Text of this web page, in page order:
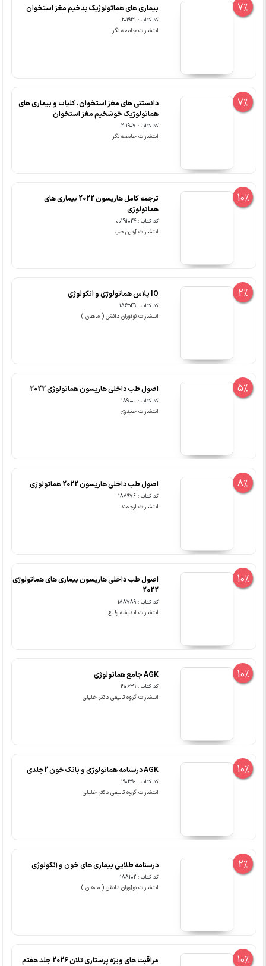
7% بیماری های هماتولوژیک بدخیم مغز استخوان
کد کتاب : 201931
انتشارات جامعه نگر
7%
دانستنی های مغز استخوان، کلیات و بیماری های
هماتولوژیک خوشخیم مغز استخوان
کد کتاب : 201907
انتشارات جامعه نگر
10%
ترجمه کامل هاریسون 2022 بیماری های
هماتولوژی
کد کتاب : 00292024
انتشارات آرتین طب
2% IQ پلاس هماتولوژی و انکولوژی
کد کتاب : 186549
انتشارات نوآوران دانش ( ماهان )
5% اصول طب داخلی هاریسون هماتولوژی 2022
کد کتاب : 189000
انتشارات حیدری
8% اصول طب داخلی هاریسون 2022 هماتولوژی
کد کتاب : 188976
انتشارات ارجمند
10%
اصول طب داخلی هاریسون بیماری های هماتولوژی
2022
کد کتاب : 188789
انتشارات اندیشه رفیع
10% AGK جامع هماتولوژی
کد کتاب : 190639
انتشارات گروه تالیفی دکتر خلیلی
10% AGK درسنامه هماتولوژی و بانک خون 2جلدی
کد کتاب : 190390
انتشارات گروه تالیفی دکتر خلیلی
2% درسنامه طلایی بیماری های خون و آنکولوژی
کد کتاب : 188202
انتشارات نوآوران دانش ( ماهان )
10% مراقبت های ویژه پرستاری تلان 2026 جلد هفتم